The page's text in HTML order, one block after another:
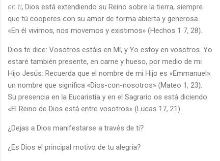
en ti, Dios está extendiendo su Reino sobre la tierra, siempre
que tú cooperes con su amor de forma abierta y generosa.
«En él vivimos, nos movemos y existimos» (Hechos 1 7, 28).
Dios te dice: Vosotros estáis en Mí, y Yo estoy en vosotros. Yo
estaré también presente, en carne y hueso, por medio de mi
Hijo Jesús: Recuerda que el nombre de mi Hijo es «Emmanuel»:
un nombre que significa «Dios-con-nosotros» (Mateo 1, 23).
Su presencia en la Eucaristía y en el Sagrario os está diciendo:
«El Reino de Dios está entre vosotros» (Lucas 17, 21).
¿Dejas a Dios manifestarse a través de ti?
¿Es Dios el principal motivo de tu alegría?